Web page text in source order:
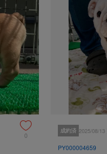
このブリーダーの詳
ドッグショーにて活躍できる子
ベースに当犬舎のタイプを
ィングしています。
0
成約済 2025/08/13
PY000004659